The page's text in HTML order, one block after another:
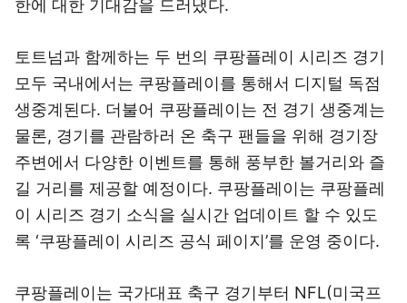
한에 대한 기대감을 드러냈다.
토트넘과 함께하는 두 번의 쿠팡플레이 시리즈 경기
모두 국내에서는 쿠팡플레이를 통해서 디지털 독점
생중계된다. 더불어 쿠팡플레이는 전 경기 생중계는
물론, 경기를 관람하러 온 축구 팬들을 위해 경기장
주변에서 다양한 이벤트를 통해 풍부한 볼거리와 즐
길 거리를 제공할 예정이다. 쿠팡플레이는 쿠팡플레
이 시리즈 경기 소식을 실시간 업데이트 할 수 있도
록 ‘쿠팡플레이 시리즈 공식 페이지’를 운영 중이다.
쿠팡플레이는 국가대표 축구 경기부터 NFL(미국프